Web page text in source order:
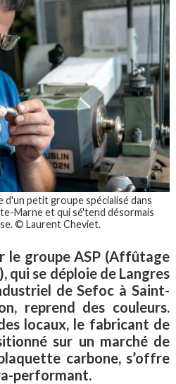
petit groupe spécialisé dans
Marne et qui sé'tend désormais
© Laurent Cheviet.
le groupe ASP (Affûtage
qui se déploie de Langres
de Sefoc à Saint-
reprend des couleurs.
locaux, le fabricant de
sur un marché de
carbone, s’offre
performant.